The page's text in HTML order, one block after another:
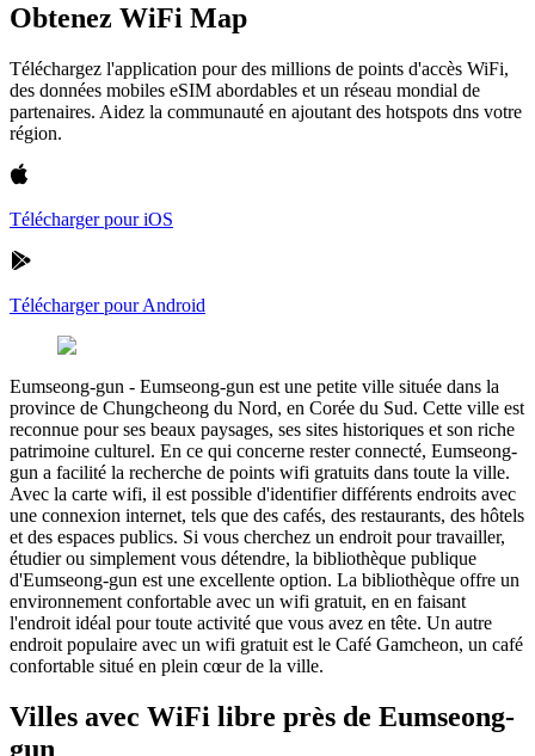
Obtenez WiFi Map
Téléchargez l'application pour des millions de points d'accès WiFi,
des données mobiles eSIM abordables et un réseau mondial de
partenaires. Aidez la communauté en ajoutant des hotspots dns votre
région.
Télécharger pour iOS
Télécharger pour Android
Eumseong-gun - Eumseong-gun est une petite ville située dans la
province de Chungcheong du Nord, en Corée du Sud. Cette ville est
reconnue pour ses beaux paysages, ses sites historiques et son riche
patrimoine culturel. En ce qui concerne rester connecté, Eumseong-
gun a facilité la recherche de points wifi gratuits dans toute la ville.
Avec la carte wifi, il est possible d'identifier différents endroits avec
une connexion internet, tels que des cafés, des restaurants, des hôtels
et des espaces publics. Si vous cherchez un endroit pour travailler,
étudier ou simplement vous détendre, la bibliothèque publique
d'Eumseong-gun est une excellente option. La bibliothèque offre un
environnement confortable avec un wifi gratuit, en en faisant
l'endroit idéal pour toute activité que vous avez en tête. Un autre
endroit populaire avec un wifi gratuit est le Café Gamcheon, un café
confortable situé en plein cœur de la ville.
Villes avec WiFi libre près de Eumseong-
gun